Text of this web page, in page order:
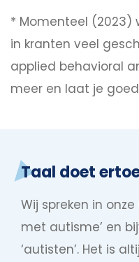
* Momenteel (2023)
in kranten veel
applied behavioral
meer en laat je
Taal doet
Wij spreken in
met autisme’ en
‘autisten’. Het is